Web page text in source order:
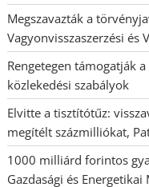
Megszavazták a
Vagyonvisszaszerzési és
Rengetegen támogatják
közlekedési szabályok
Elvitte a tisztítótűz:
megítélt százmilliókat,
1000 milliárd forintos
Gazdasági és